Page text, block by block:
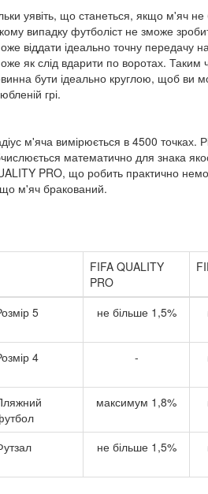
уявіть, що станеться, якщо м'яч
випадку футболіст не зможе
віддати ідеально точну передачу
як слід вдарити по воротах. Таким
бути ідеально круглою, щоб ви
грі.
м'яча вимірюється в 4500 точках.
математично для знака
PRO, що робить практично
м'яч бракований.
FIFA QUALITY
PRO
5 не більше 1,5%
4
-
максимум 1,8%
не більше 1,5%